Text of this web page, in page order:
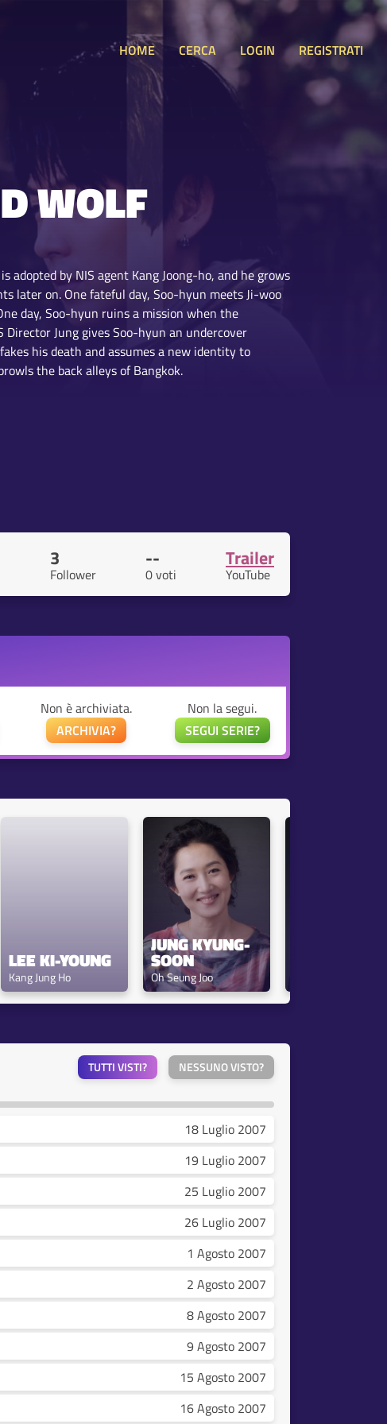
HOME CERCA LOGIN REGISTRATI
WOLF
by NIS agent Kang Joong-ho, and he grows
later on. One fateful day, Soo-hyun meets Ji-woo
day, Soo-hyun ruins a mission when the
Jung gives Soo-hyun an undercover
his death and assumes a new identity to
the back alleys of Bangkok.
3
Follower
--
0 voti
Trailer
YouTube
Non è archiviata.
ARCHIVIA?
Non la segui.
SEGUI SERIE?
LEE KI-YOUNG
Kang Jung Ho
JUNG KYUNG-
SOON
Oh Seung Joo
TUTTI VISTI? NESSUNO VISTO?
18 Luglio 2007
19 Luglio 2007
25 Luglio 2007
26 Luglio 2007
1 Agosto 2007
2 Agosto 2007
8 Agosto 2007
9 Agosto 2007
15 Agosto 2007
16 Agosto 2007